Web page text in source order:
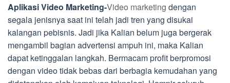
Aplikasi Video Marketing-Video marketing dengan
segala jenisnya saat ini telah jadi tren yang disukai
kalangan pebisnis. Jadi jika Kalian belum juga bergerak
mengambil bagian advertensi ampuh ini, maka Kalian
dapat ketinggalan langkah. Bermacam profit berpromosi
dengan video tidak bebas dari berbagia kemudahan yang